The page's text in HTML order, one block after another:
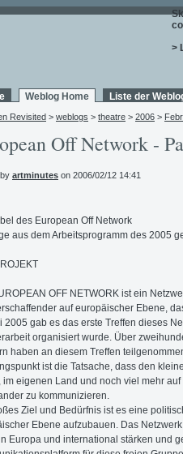
>
Weblog Home Liste der
Revisited > weblogs > theatre > 2006 >
Off Network -
artminutes on 2006/02/12 14:41
des European Off Network
aus dem Arbeitsprogramm des 2005
OFF NETWORK ist ein
auf europäischer Ebene,
2005 gab es das erste Treffen dieses
organisiert wurde. Über
haben an diesem Treffen
ist die Tatsache, dass den
im eigenen Land und noch viel mehr
zu kommunizieren.
Ziel und Bedürfnis ist es eine
Ebene aufzubauen. Das
Europa und international stärken und